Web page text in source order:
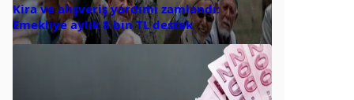
Kira ve alışveriş yardımı zamlandı:
Emekliye aylık 8 bin TL destek